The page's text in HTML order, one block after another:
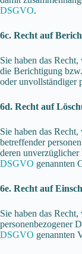
DSGVO.
6c. Recht auf
Sie haben das
die Berichtigung
oder unvollständiger
6d. Recht auf
Sie haben das
betreffender
deren
DSGVO genannten
6e. Recht auf
Sie haben das
personenbezogener
DSGVO genannten